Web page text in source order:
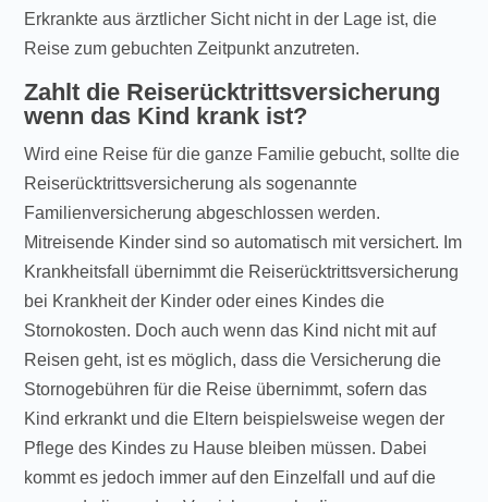
Erkrankte aus ärztlicher Sicht nicht in der Lage ist, die
Reise zum gebuchten Zeitpunkt anzutreten.
Zahlt die Reiserücktrittsversicherung
wenn das Kind krank ist?
Wird eine Reise für die ganze Familie gebucht, sollte die
Reiserücktrittsversicherung als sogenannte
Familienversicherung abgeschlossen werden.
Mitreisende Kinder sind so automatisch mit versichert. Im
Krankheitsfall übernimmt die Reiserücktrittsversicherung
bei Krankheit der Kinder oder eines Kindes die
Stornokosten. Doch auch wenn das Kind nicht mit auf
Reisen geht, ist es möglich, dass die Versicherung die
Stornogebühren für die Reise übernimmt, sofern das
Kind erkrankt und die Eltern beispielsweise wegen der
Pflege des Kindes zu Hause bleiben müssen. Dabei
kommt es jedoch immer auf den Einzelfall und auf die